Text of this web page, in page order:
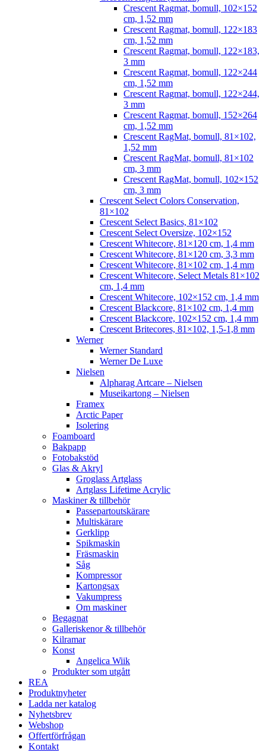
Crescent Ragmat, bomull, 102×152
cm, 1,52 mm
Crescent Ragmat, bomull, 122×183
cm, 1,52 mm
Crescent Ragmat, bomull, 122×183,
3 mm
Crescent Ragmat, bomull, 122×244
cm, 1,52 mm
Crescent Ragmat, bomull, 122×244,
3 mm
Crescent Ragmat, bomull, 152×264
cm, 1,52 mm
Crescent RagMat, bomull, 81×102,
1,52 mm
Crescent RagMat, bomull, 81×102
cm, 3 mm
Crescent RagMat, bomull, 102×152
cm, 3 mm
Crescent Select Colors Conservation,
81×102
Crescent Select Basics, 81×102
Crescent Select Oversize, 102×152
Crescent Whitecore, 81×120 cm, 1,4 mm
Crescent Whitecore, 81×120 cm, 3,3 mm
Crescent Whitecore, 81×102 cm, 1,4 mm
Crescent Whitecore, Select Metals 81×102
cm, 1,4 mm
Crescent Whitecore, 102×152 cm, 1,4 mm
Crescent Blackcore, 81×102 cm, 1,4 mm
Crescent Blackcore, 102×152 cm, 1,4 mm
Crescent Britecores, 81×102, 1,5-1,8 mm
Werner
Werner Standard
Werner De Luxe
Nielsen
Alpharag Artcare – Nielsen
Museikartong – Nielsen
Framex
Arctic Paper
Isolering
Foamboard
Bakpapp
Fotobakstöd
Glas & Akryl
Groglass Artglass
Artglass Lifetime Acrylic
Maskiner & tillbehör
Passepartoutskärare
Multiskärare
Gerklipp
Spikmaskin
Fräsmaskin
Såg
Kompressor
Kartongsax
Vakumpress
Om maskiner
Begagnat
Galleriskenor & tillbehör
Kilramar
Konst
Angelica Wiik
Produkter som utgått
REA
Produktnyheter
Ladda ner katalog
Nyhetsbrev
Webshop
Offertförfrågan
Kontakt